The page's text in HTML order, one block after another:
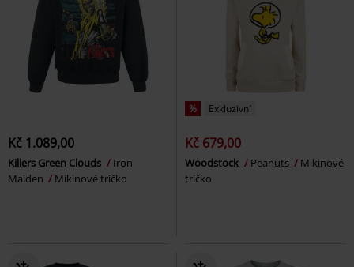
Kč 1.089,00
Killers Green Clouds
Iron
Maiden
Mikinové tričko
% Exkluzivní
Kč 679,00
Woodstock Peanuts
Mikinové
tričko